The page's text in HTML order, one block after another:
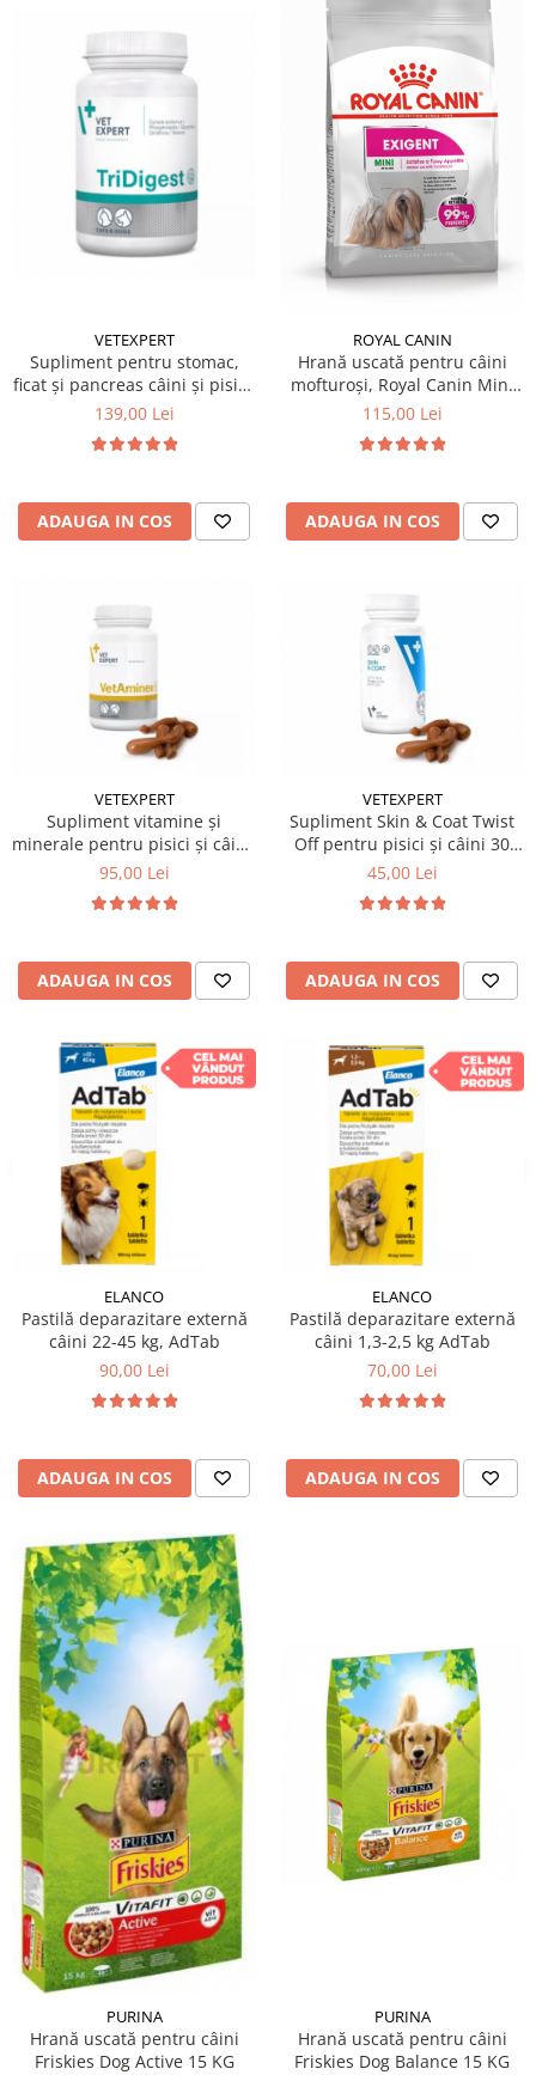
VETEXPERT
Supliment pentru stomac,
ficat și pancreas câini și pisici,
Tridigest 40 tablete
139,00 Lei
ADAUGA IN COS
ROYAL CANIN
Hrană uscată pentru câini
mofturoși, Royal Canin Mini
Exigent, 3 KG
115,00 Lei
ADAUGA IN COS
VETEXPERT
Supliment vitamine și
minerale pentru pisici și câini,
Vetaminex 60 caps
95,00 Lei
ADAUGA IN COS
VETEXPERT
Supliment Skin & Coat Twist
Off pentru pisici și câini 30
tablete
45,00 Lei
ADAUGA IN COS
ELANCO
Pastilă deparazitare externă
câini 22-45 kg, AdTab
90,00 Lei
ADAUGA IN COS
ELANCO
Pastilă deparazitare externă
câini 1,3-2,5 kg AdTab
70,00 Lei
ADAUGA IN COS
PURINA
Hrană uscată pentru câini
Friskies Dog Active 15 KG
PURINA
Hrană uscată pentru câini
Friskies Dog Balance 15 KG